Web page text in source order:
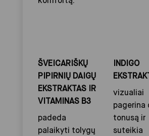
ŠVEICARIŠKŲ
PIPIRNIŲ DAIGŲ
EKSTRAKTAS IR
VITAMINAS B3
padeda
palaikyti tolygų
INDIGO
vizualiai
pagerina
tonusą ir
suteikia